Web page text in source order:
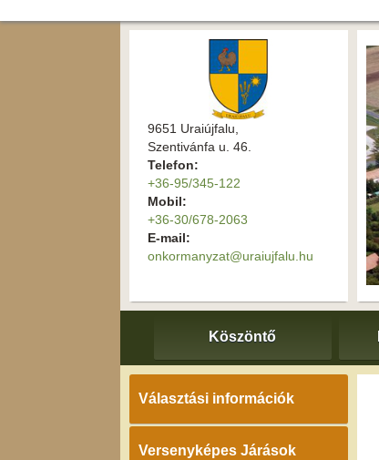
9651 Uraiújfalu,
Szentivánfa u. 46.
Telefon:
+36-95/345-122
Mobil:
+36-30/678-2063
E-mail:
onkormanyzat@uraiujfalu.hu
Köszöntő
Választási információk
Versenyképes Járások